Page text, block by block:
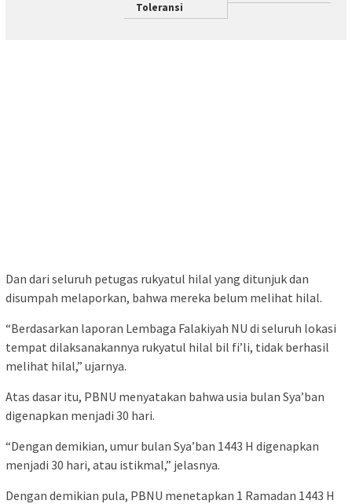
Toleransi
Dan dari seluruh petugas rukyatul hilal yang ditunjuk dan
disumpah melaporkan, bahwa mereka belum melihat hilal.
“Berdasarkan laporan Lembaga Falakiyah NU di seluruh lokasi
tempat dilaksanakannya rukyatul hilal bil fi’li, tidak berhasil
melihat hilal,” ujarnya.
Atas dasar itu, PBNU menyatakan bahwa usia bulan Sya’ban
digenapkan menjadi 30 hari.
“Dengan demikian, umur bulan Sya’ban 1443 H digenapkan
menjadi 30 hari, atau istikmal,” jelasnya.
Dengan demikian pula, PBNU menetapkan 1 Ramadan 1443 H